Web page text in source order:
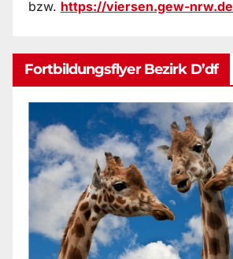
bzw. https://viersen.gew-nrw.de
Fortbildungsflyer Bezirk D’df